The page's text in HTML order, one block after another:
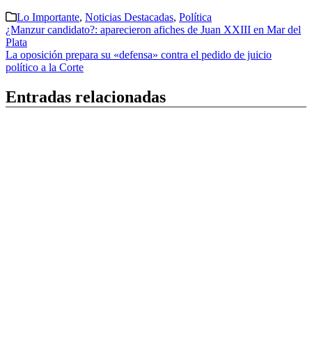
Lo Importante, Noticias Destacadas, Política
Navegación
de
entradas
¿Manzur candidato?: aparecieron afiches de Juan XXIII en Mar del
Plata
La oposición prepara su «defensa» contra el pedido de juicio
político a la Corte
Entradas relacionadas